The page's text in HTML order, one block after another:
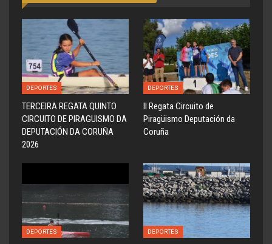
DEPORTES
TERCEIRA REGATA QUINTO
CIRCUITO DE PIRAGUISMO DA
DEPUTACIÓN DA CORUÑA
2026
DEPORTES
ll Regata Circuito de
Piragüismo Deputación da
Coruña
DEPORTES DEPORTES